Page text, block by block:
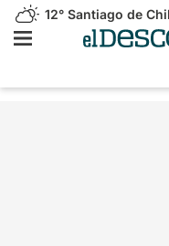
12° Santiago de